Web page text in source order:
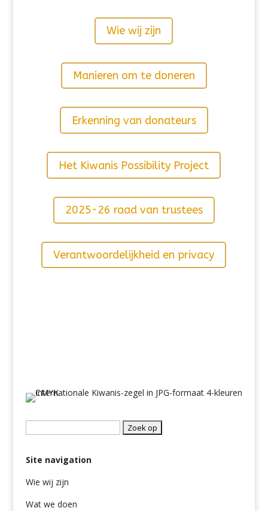
Wie wij zijn
Manieren om te doneren
Erkenning van donateurs
Het Kiwanis Possibility Project
2025-26 raad van trustees
Verantwoordelijkheid en privacy
Site navigation
Wie wij zijn
Wat we doen